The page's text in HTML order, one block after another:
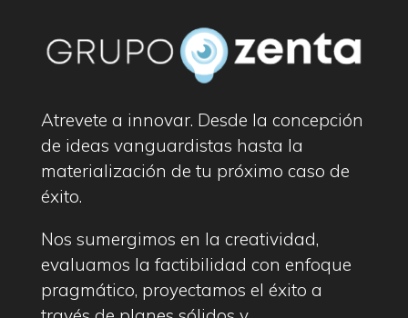
Atrevete a innovar. Desde la concepción
de ideas vanguardistas hasta la
materialización de tu próximo caso de
éxito.
Nos sumergimos en la creatividad,
evaluamos la factibilidad con enfoque
pragmático, proyectamos el éxito a